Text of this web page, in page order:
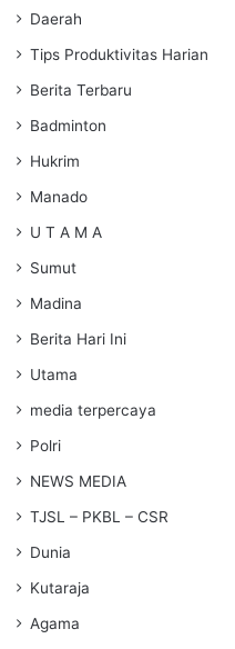
Daerah
Tips Produktivitas Harian
Berita Terbaru
Badminton
Hukrim
Manado
U T A M A
Sumut
Madina
Berita Hari Ini
Utama
media terpercaya
Polri
NEWS MEDIA
TJSL – PKBL – CSR
Dunia
Kutaraja
Agama